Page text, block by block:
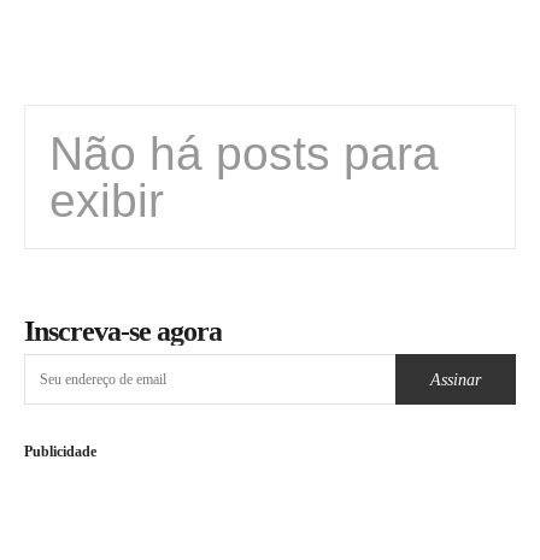
Não há posts para
exibir
Inscreva-se agora
Assinar
Publicidade